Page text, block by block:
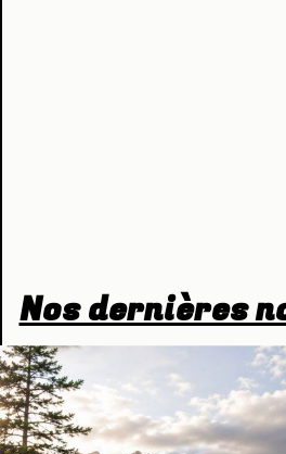
Nos dernières